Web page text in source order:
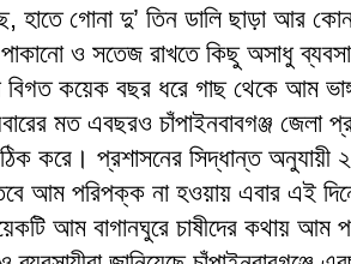
হাতে গোনা দু’ তিন ডালি ছাড়া আর
ও সতেজ রাখতে কিছু অসাধু
কয়েক বছর ধরে গাছ থেকে আম
মত এবছরও চাঁপাইনবাবগঞ্জ জেলা
ঠিক করে। প্রশাসনের সিদ্ধান্ত
আম পরিপক্ক না হওয়ায় এবার এই
আম বাগানঘুরে চাষীদের কথায় আম